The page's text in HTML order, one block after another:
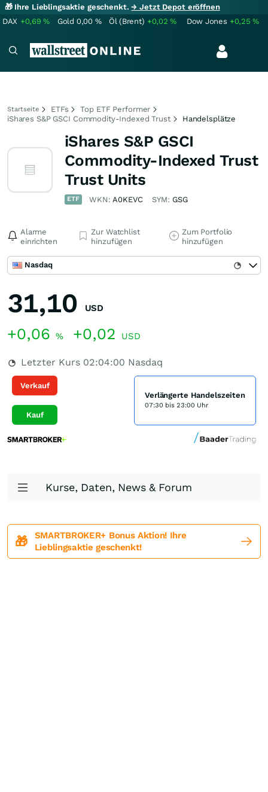
🎁 Ihre Lieblingsaktie geschenkt.→ Jetzt Depot eröffnen
DAX +0,69% Gold 0,00 % Öl (Brent) +0,02% Dow Jones +0,25%
Startseite ETFs
Top ETF Performer
iShares S&P GSCI Commodity-Indexed Trust
Handelsplätze
iShares S&P GSCI
Commodity-Indexed Trust
Trust Units
ETF WKN:A0KEVC SYM: GSG
Alarme
einrichten
Zur Watchlist
hinzufügen
Zum Portfolio
hinzufügen
Nasdaq
31,10 USD
+0,06 % +0,02 USD
Letzter Kurs 02:04:00 Nasdaq
Verkauf
Kauf
Verlängerte Handelszeiten
07:30 bis 23:00 Uhr
Kurse, Daten, News & Forum
🎁
SMARTBROKER+ Bonus Aktion! Ihre
Lieblingsaktie geschenkt!